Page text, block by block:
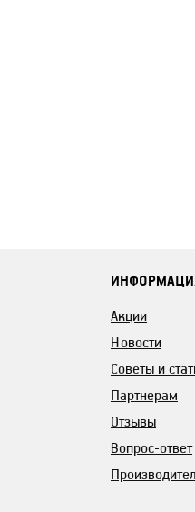
Акции
Новости
Советы и
Партнерам
Отзывы
Вопрос-ответ